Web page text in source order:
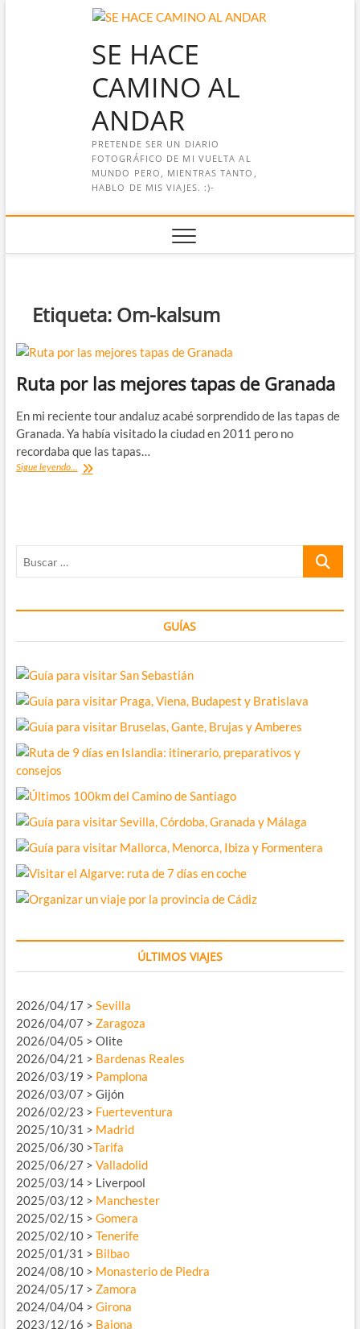
SE HACE
CAMINO AL
ANDAR
PRETENDE SER UN DIARIO
FOTOGRÁFICO DE MI VUELTA AL
MUNDO PERO, MIENTRAS TANTO,
HABLO DE MIS VIAJES. :)-
Etiqueta: Om-kalsum
Ruta por las mejores tapas de Granada
En mi reciente tour andaluz acabé sorprendido de las tapas de
Granada. Ya había visitado la ciudad en 2011 pero no
recordaba que las tapas…
Sigue leyendo... Ruta
Buscar
GUÍAS
ÚLTIMOS VIAJES
2026/04/17 > Sevilla
2026/04/07 > Zaragoza
2026/04/05 > Olite
2026/04/21 > Bardenas Reales
2026/03/19 > Pamplona
2026/03/07 > Gijón
2026/02/23 > Fuerteventura
2025/10/31 > Madrid
2025/06/30 >Tarifa
2025/06/27 > Valladolid
2025/03/14 > Liverpool
2025/03/12 > Manchester
2025/02/15 > Gomera
2025/02/10 > Tenerife
2025/01/31 > Bilbao
2024/08/10 > Monasterio de Piedra
2024/05/17 > Zamora
2024/04/04 > Girona
2023/12/16 > Baiona